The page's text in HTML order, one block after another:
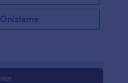
Önizleme